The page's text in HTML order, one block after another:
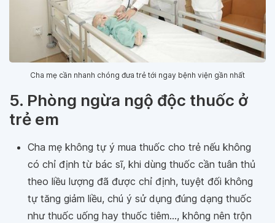
Cha mẹ cần nhanh chóng đưa trẻ tới ngay bệnh viện gần nhất
5. Phòng ngừa ngộ độc thuốc ở
trẻ em
Cha mẹ không tự ý mua thuốc cho trẻ nếu không
có chỉ định từ bác sĩ, khi dùng thuốc cần tuân thủ
theo liều lượng đã được chỉ định, tuyệt đối không
tự tăng giảm liều, chú ý sử dụng đúng dạng thuốc
như thuốc uống hay thuốc tiêm..., không nên trộn